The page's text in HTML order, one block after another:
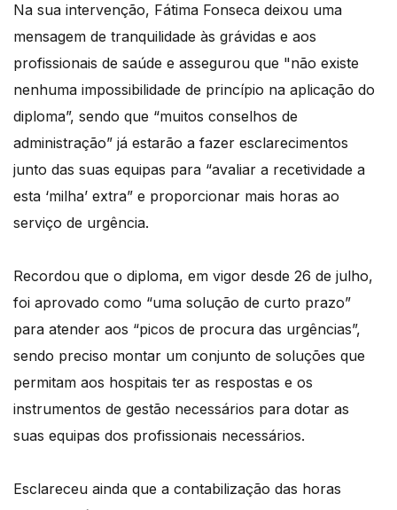
Na sua intervenção, Fátima Fonseca deixou uma
mensagem de tranquilidade às grávidas e aos
profissionais de saúde e assegurou que "não existe
nenhuma impossibilidade de princípio na aplicação do
diploma”, sendo que “muitos conselhos de
administração” já estarão a fazer esclarecimentos
junto das suas equipas para “avaliar a recetividade a
esta ‘milha’ extra” e proporcionar mais horas ao
serviço de urgência.
Recordou que o diploma, em vigor desde 26 de julho,
foi aprovado como “uma solução de curto prazo”
para atender aos “picos de procura das urgências”,
sendo preciso montar um conjunto de soluções que
permitam aos hospitais ter as respostas e os
instrumentos de gestão necessários para dotar as
suas equipas dos profissionais necessários.
Esclareceu ainda que a contabilização das horas